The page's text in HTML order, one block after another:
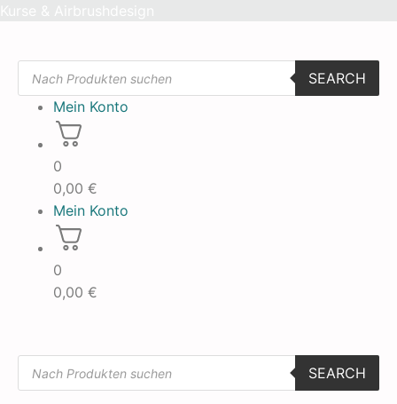
Products
search
SEARCH
Mein Konto
0
0,00 €
Mein Konto
0
0,00 €
Products
search
SEARCH